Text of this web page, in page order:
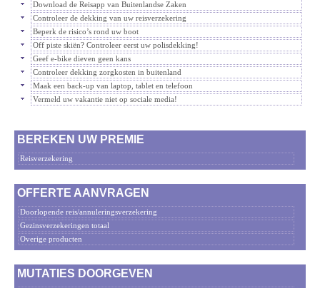
Download de Reisapp van Buitenlandse Zaken
Controleer de dekking van uw reisverzekering
Beperk de risico’s rond uw boot
Off piste skiën? Controleer eerst uw polisdekking!
Geef e-bike dieven geen kans
Controleer dekking zorgkosten in buitenland
Maak een back-up van laptop, tablet en telefoon
Vermeld uw vakantie niet op sociale media!
BEREKEN UW PREMIE
Reisverzekering
OFFERTE AANVRAGEN
Doorlopende reis/annuleringsverzekering
Gezinsverzekeringen totaal
Overige producten
MUTATIES DOORGEVEN